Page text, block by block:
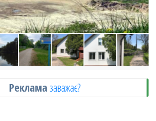
Рекламазаважає?